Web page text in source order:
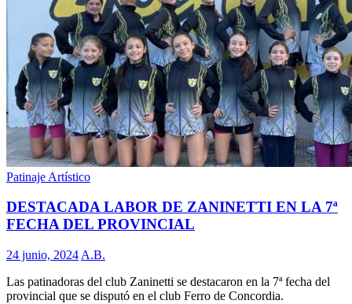
Patinaje Artístico
DESTACADA LABOR DE ZANINETTI EN LA 7ª
FECHA DEL PROVINCIAL
24 junio, 2024 A.B.
Las patinadoras del club Zaninetti se destacaron en la 7ª fecha del
provincial que se disputó en el club Ferro de Concordia.